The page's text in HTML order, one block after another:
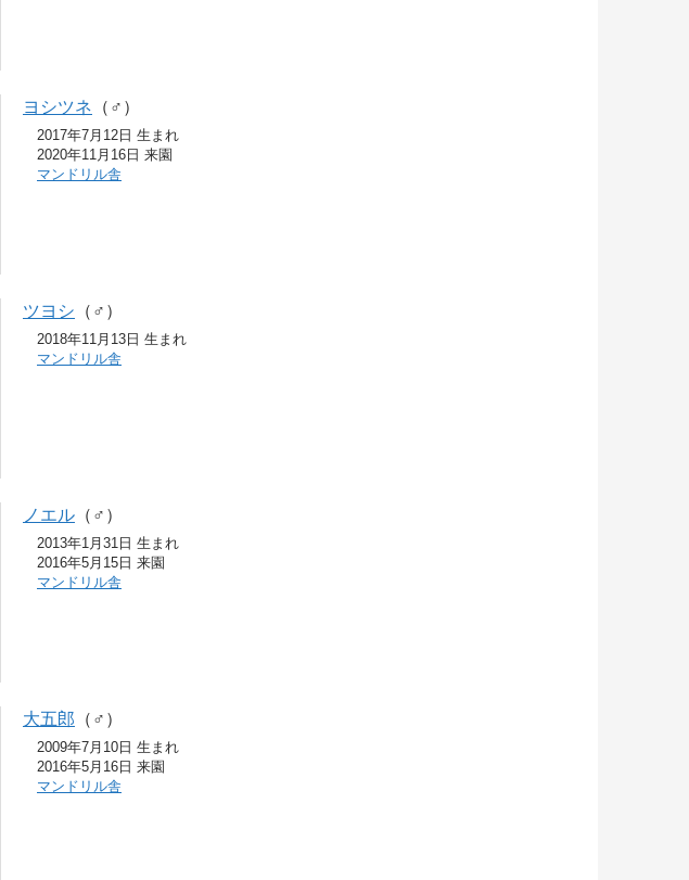
ヨシツネ （♂）
2017年7月12日 生まれ
2020年11月16日 来園
マンドリル舎
ツヨシ （♂）
2018年11月13日 生まれ
マンドリル舎
ノエル （♂）
2013年1月31日 生まれ
2016年5月15日 来園
マンドリル舎
大五郎 （♂）
2009年7月10日 生まれ
2016年5月16日 来園
マンドリル舎